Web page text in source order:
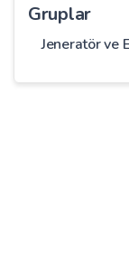
Gruplar
Jeneratör ve